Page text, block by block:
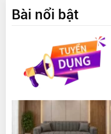
Bài nổi bật